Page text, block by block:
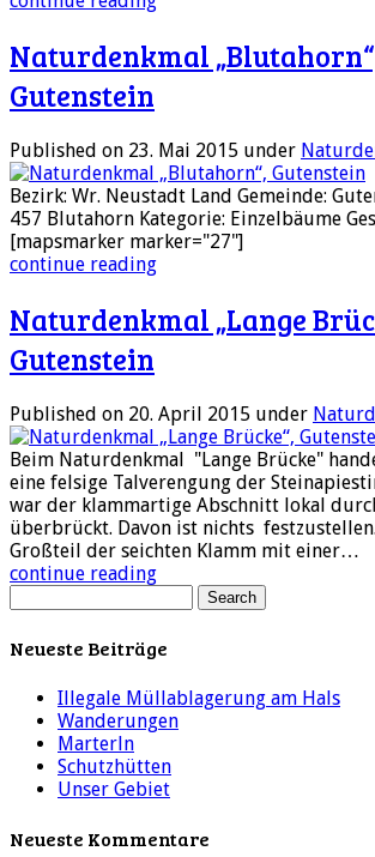
Naturdenkmal
Gutenstein
Published on 23. Mai 2015 under
Bezirk: Wr. Neustadt Land Gemeinde:
457 Blutahorn Kategorie: Einzelbäume
[mapsmarker marker="27"]
continue reading
Naturdenkmal „Lange
Gutenstein
Published on 20. April 2015 under
Beim Naturdenkmal "Lange Brücke"
eine felsige Talverengung der
war der klammartige Abschnitt lokal
überbrückt. Davon ist nichts
Großteil der seichten Klamm mit einer…
continue reading
Neueste Beiträge
Illegale Müllablagerung am Hals
Wanderungen
Marterln
Schutzhütten
Unser Gebiet
Neueste Kommentare